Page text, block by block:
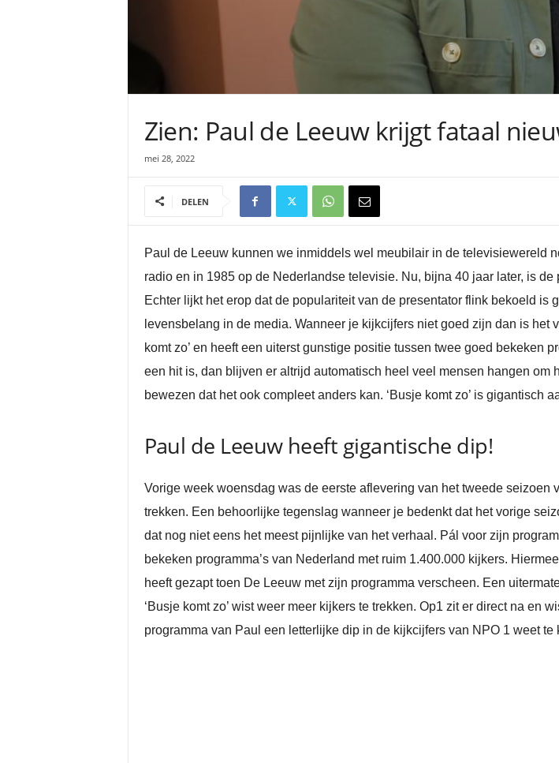
Zien: Paul de Leeuw krijgt fataal
mei 28, 2022
DELEN
Paul de Leeuw kunnen we inmiddels wel meubilair in de televisiewereld
radio en in 1985 op de Nederlandse televisie. Nu, bijna 40 jaar later, is
Echter lijkt het erop dat de populariteit van de presentator flink bekoeld
levensbelang in de media. Wanneer je kijkcijfers niet goed zijn dan is het
komt zo’ en heeft een uiterst gunstige positie tussen twee goed bekeken
een hit is, dan blijven er altrijd automatisch heel veel mensen hangen om
bewezen dat het ook compleet anders kan. ‘Busje komt zo’ is gigantisch
Paul de Leeuw heeft gigantische dip!
Vorige week woensdag was de eerste aflevering van het tweede seizoen
trekken. Een behoorlijke tegenslag wanneer je bedenkt dat het vorige
dat nog niet eens het meest pijnlijke van het verhaal. Pál voor zijn
bekeken programma’s van Nederland met ruim 1.400.000 kijkers.
heeft gezapt toen De Leeuw met zijn programma verscheen. Een
‘Busje komt zo’ wist weer meer kijkers te trekken. Op1 zit er direct na en
programma van Paul een letterlijke dip in de kijkcijfers van NPO 1 weet